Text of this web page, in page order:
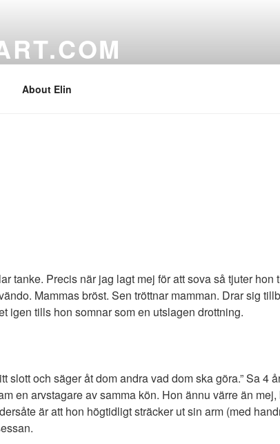
About Elin
tanke. Precis när jag lagt mej för att sova så tjuter hon
Mammas bröst. Sen tröttnar mamman. Drar sig
igen tills hon somnar som en utslagen drottning.
slott och säger åt dom andra vad dom ska göra.” Sa 4
en arvstagare av samma kön. Hon ännu värre än
är att hon högtidligt sträcker ut sin arm (med